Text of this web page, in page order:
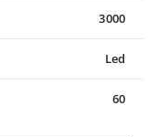
3000
Led
60